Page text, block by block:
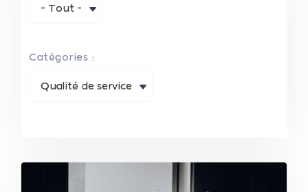
- Tout -
Catégories :
Qualité de service